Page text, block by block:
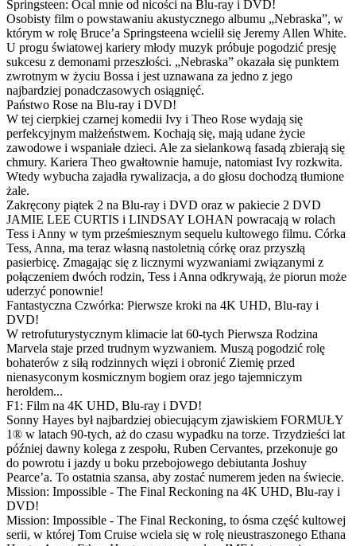
Springsteen: Ocal mnie od nicości na Blu-ray i DVD!
Osobisty film o powstawaniu akustycznego albumu „Nebraska”, w
którym w rolę Bruce’a Springsteena wcielił się Jeremy Allen White.
U progu światowej kariery młody muzyk próbuje pogodzić presję
sukcesu z demonami przeszłości. „Nebraska” okazała się punktem
zwrotnym w życiu Bossa i jest uznawana za jedno z jego
najbardziej ponadczasowych osiągnięć.
Państwo Rose na Blu-ray i DVD!
W tej cierpkiej czarnej komedii Ivy i Theo Rose wydają się
perfekcyjnym małżeństwem. Kochają się, mają udane życie
zawodowe i wspaniałe dzieci. Ale za sielankową fasadą zbierają się
chmury. Kariera Theo gwałtownie hamuje, natomiast Ivy rozkwita.
Wtedy wybucha zajadła rywalizacja, a do głosu dochodzą tłumione
żale.
Zakręcony piątek 2 na Blu-ray i DVD oraz w pakiecie 2 DVD
JAMIE LEE CURTIS i LINDSAY LOHAN powracają w rolach
Tess i Anny w tym prześmiesznym sequelu kultowego filmu. Córka
Tess, Anna, ma teraz własną nastoletnią córkę oraz przyszłą
pasierbicę. Zmagając się z licznymi wyzwaniami związanymi z
połączeniem dwóch rodzin, Tess i Anna odkrywają, że piorun może
uderzyć ponownie!
Fantastyczna Czwórka: Pierwsze kroki na 4K UHD, Blu-ray i
DVD!
W retrofuturystycznym klimacie lat 60-tych Pierwsza Rodzina
Marvela staje przed trudnym wyzwaniem. Muszą pogodzić rolę
bohaterów z siłą rodzinnych więzi i obronić Ziemię przed
nienasyconym kosmicznym bogiem oraz jego tajemniczym
heroldem...
F1: Film na 4K UHD, Blu-ray i DVD!
Sonny Hayes był najbardziej obiecującym zjawiskiem FORMUŁY
1® w latach 90-tych, aż do czasu wypadku na torze. Trzydzieści lat
później dawny kolega z zespołu, Ruben Cervantes, przekonuje go
do powrotu i jazdy u boku przebojowego debiutanta Joshuy
Pearce’a. To ostatnia szansa, aby zostać numerem jeden na świecie.
Mission: Impossible - The Final Reckoning na 4K UHD, Blu-ray i
DVD!
Mission: Impossible - The Final Reckoning, to ósma część kultowej
serii, w której Tom Cruise wciela się w rolę nieustraszonego Ethana